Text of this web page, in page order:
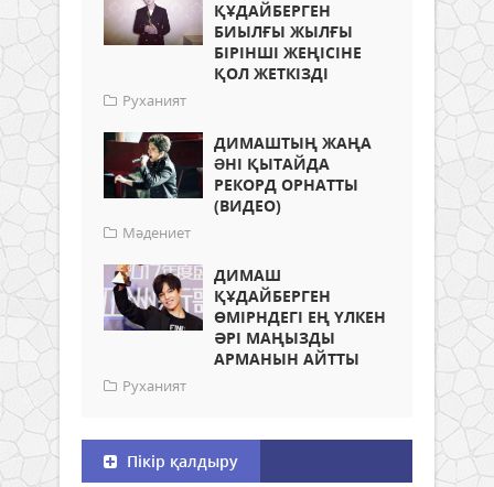
ҚҰДАЙБЕРГЕН
БИЫЛҒЫ ЖЫЛҒЫ
БІРІНШІ ЖЕҢІСІНЕ
ҚОЛ ЖЕТКІЗДІ
Руханият
ДИМАШТЫҢ ЖАҢА
ƏНІ ҚЫТАЙДА
РЕКОРД ОРНАТТЫ
(ВИДЕО)
Мәдениет
ДИМАШ
ҚҰДАЙБЕРГЕН
ӨМІРНДЕГІ ЕҢ ҮЛКЕН
ӘРІ МАҢЫЗДЫ
АРМАНЫН АЙТТЫ
Руханият
Пікір қалдыру